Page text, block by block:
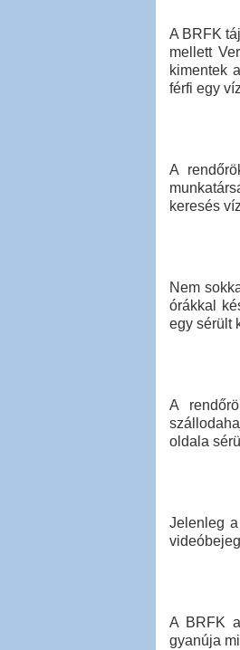
A BRFK
mellett
kimentek
férfi egy
A
keresés
Nem
órákkal
egy sérült
A
oldala
Jelenleg
A BRFK
gyanúja